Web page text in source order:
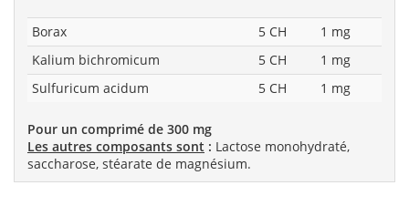
Borax 5 CH
1 mg
Kalium bichromicum
5 CH
1 mg
Sulfuricum acidum
5 CH 1 mg
Pour un comprimé de 300 mg
Les autres composants sont : Lactose monohydraté,
saccharose, stéarate de magnésium.